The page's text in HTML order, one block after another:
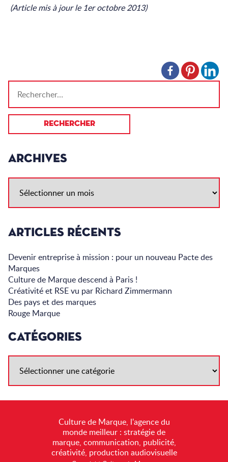
(Article mis à jour le 1er octobre 2013)
ARCHIVES
ARTICLES RÉCENTS
Devenir entreprise à mission : pour un nouveau Pacte des
Marques
Culture de Marque descend à Paris !
Créativité et RSE vu par Richard Zimmermann
Des pays et des marques
Rouge Marque
CATÉGORIES
Culture de Marque, l'agence du
monde meilleur : stratégie de
marque, communication, publicité,
créativité, production audiovisuelle